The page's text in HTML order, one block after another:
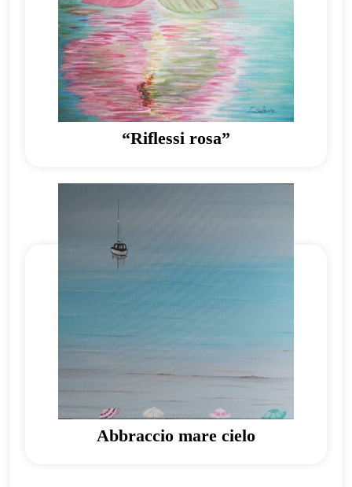
“Riflessi rosa”
Abbraccio mare cielo